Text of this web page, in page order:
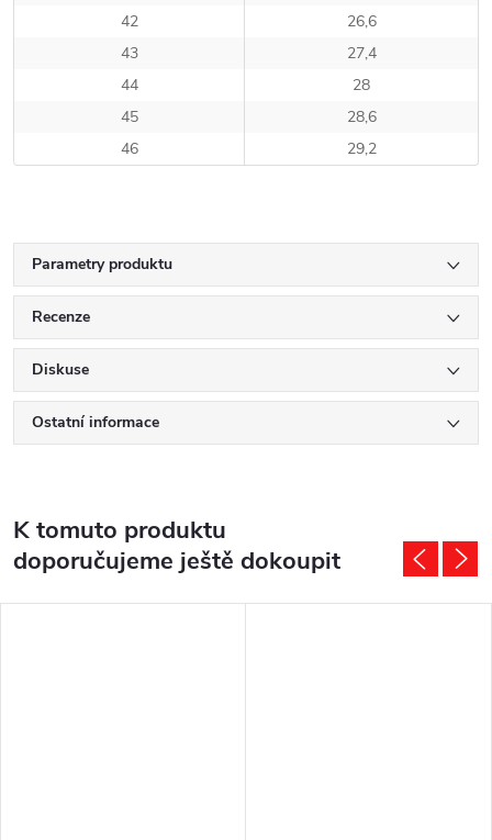
42
26,6
43
27,4
44
28
45
28,6
46
29,2
Parametry produktu
Recenze
Diskuse
Ostatní informace
K tomuto produktu
doporučujeme ještě dokoupit